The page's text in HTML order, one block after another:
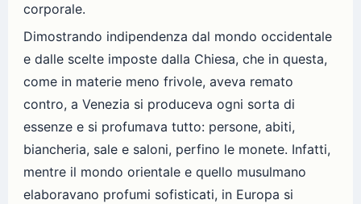
corporale.
Dimostrando indipendenza dal mondo occidentale
e dalle scelte imposte dalla Chiesa, che in questa,
come in materie meno frivole, aveva remato
contro, a Venezia si produceva ogni sorta di
essenze e si profumava tutto: persone, abiti,
biancheria, sale e saloni, perfino le monete. Infatti,
mentre il mondo orientale e quello musulmano
elaboravano profumi sofisticati, in Europa si